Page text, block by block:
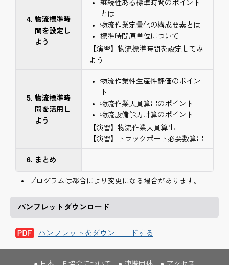
物流標準時
間を設定し
よう
継続性ある標準時間のポイント
とは
物流作業定量化の構成要素とは
標準時間原単位について
【演習】物流標準時間を設定してみ
よう
物流標準時
間を活用し
よう
物流作業性生産性評価のポイン
ト
物流作業人員算出のポイント
物流設備能力計算のポイント
【演習】物流作業人員算出
【演習】トラックポート必要数算出
まとめ
プログラムは都合により変更になる場合があります。
パンフレットダウンロード
パンフレットをダウンロードする